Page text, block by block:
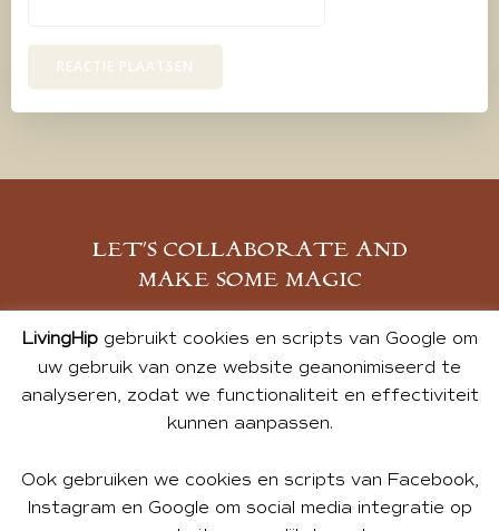
LET’S COLLABORATE AND
MAKE SOME MAGIC
MELD JE AAN
LivingHipgebruikt cookies en scripts van Google om
uw gebruik van onze website geanonimiseerd te
analyseren, zodat we functionaliteit en effectiviteit
kunnen aanpassen.
Ook gebruiken we cookies en scripts van Facebook,
Instagram en Google om social media integratie op